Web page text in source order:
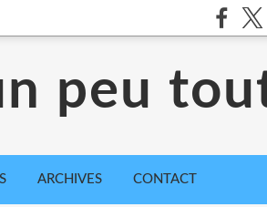
peu
ARCHIVES CONTACT